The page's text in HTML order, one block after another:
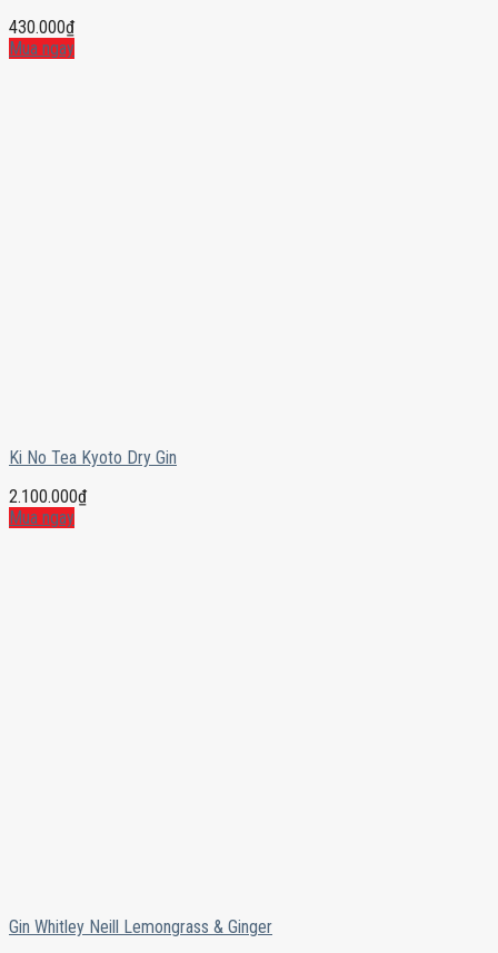
430.000₫
Mua ngay
Ki No Tea Kyoto Dry Gin
2.100.000₫
Mua ngay
Gin Whitley Neill Lemongrass & Ginger